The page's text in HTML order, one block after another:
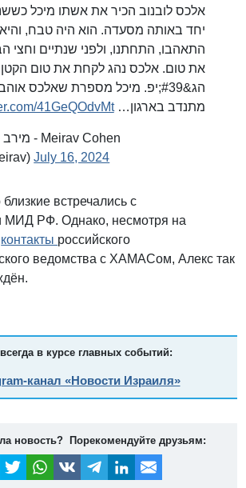
אלכס לובנוב הכיר את אשתו מיכל
יחד באותה מסעדה. הוא היה טבח,
התאהבו, התחתנו, ולפני שנתיים וחצי
את טום. אלכס נהג לקחת את טום הקטן
הג&#39;יפ. מיכל מספרת שאלכס
מתנדב בארגון…41GeQOdvMt
July 16, 2024
встречались с
МИД РФ. Однако, несмотря на
контакты российского
ведомства с ХАМАСом, Алекс так
в курсе главных событий:
канал «Новости Израиля»
новость? Порекомендуйте друзьям: